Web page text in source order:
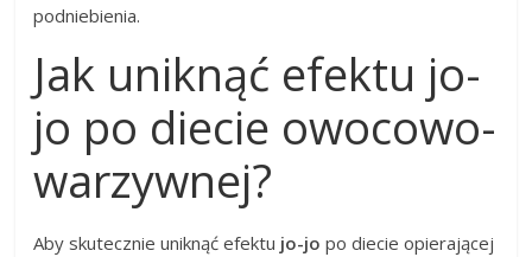
podniebienia.
Jak uniknąć efektu jo-
jo po diecie owocowo-
warzywnej?
Aby skutecznie uniknąć efektu jo-jo po diecie opierającej